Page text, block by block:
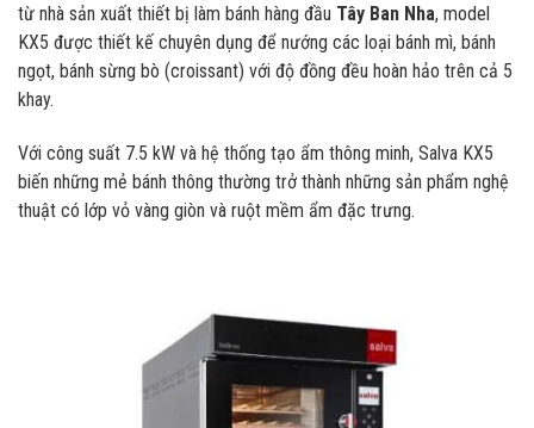
từ nhà sản xuất thiết bị làm bánh hàng đầu Tây Ban Nha, model
KX5 được thiết kế chuyên dụng để nướng các loại bánh mì, bánh
ngọt, bánh sừng bò (croissant) với độ đồng đều hoàn hảo trên cả 5
khay.
Với công suất 7.5 kW và hệ thống tạo ẩm thông minh, Salva KX5
biến những mẻ bánh thông thường trở thành những sản phẩm nghệ
thuật có lớp vỏ vàng giòn và ruột mềm ẩm đặc trưng.